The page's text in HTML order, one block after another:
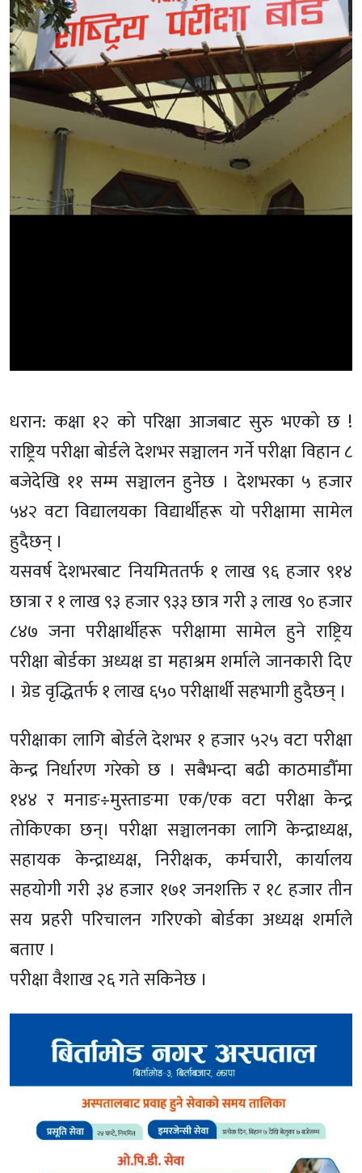
धरान: कक्षा १२ को परिक्षा आजबाट सुरु भएको छ !
राष्ट्रिय परीक्षा बोर्डले देशभर सञ्चालन गर्ने परीक्षा विहान ८
बजेदेखि ११ सम्म सञ्चालन हुनेछ । देशभरका ५ हजार
५४२ वटा विद्यालयका विद्यार्थीहरू यो परीक्षामा सामेल
हुदैछन् ।
यसवर्ष देशभरबाट नियमिततर्फ १ लाख ९६ हजार ९१४
छात्रा र १ लाख ९३ हजार ९३३ छात्र गरी ३ लाख ९० हजार
८४७ जना परीक्षार्थीहरू परीक्षामा सामेल हुने राष्ट्रिय
परीक्षा बोर्डका अध्यक्ष डा महाश्रम शर्माले जानकारी दिए
। ग्रेड वृद्धितर्फ १ लाख ६५० परीक्षार्थी सहभागी हुदैछन् ।
परीक्षाका लागि बोर्डले देशभर १ हजार ५२५ वटा परीक्षा
केन्द्र निर्धारण गरेको छ । सबैभन्दा बढी काठमाडौँमा
१४४ र मनाङ÷मुस्ताङमा एक/एक वटा परीक्षा केन्द्र
तोकिएका छन्। परीक्षा सञ्चालनका लागि केन्द्राध्यक्ष,
सहायक केन्द्राध्यक्ष, निरीक्षक, कर्मचारी, कार्यालय
सहयोगी गरी ३४ हजार १७१ जनशक्ति र १८ हजार तीन
सय प्रहरी परिचालन गरिएको बोर्डका अध्यक्ष शर्माले
बताए ।
परीक्षा वैशाख २६ गते सकिनेछ ।